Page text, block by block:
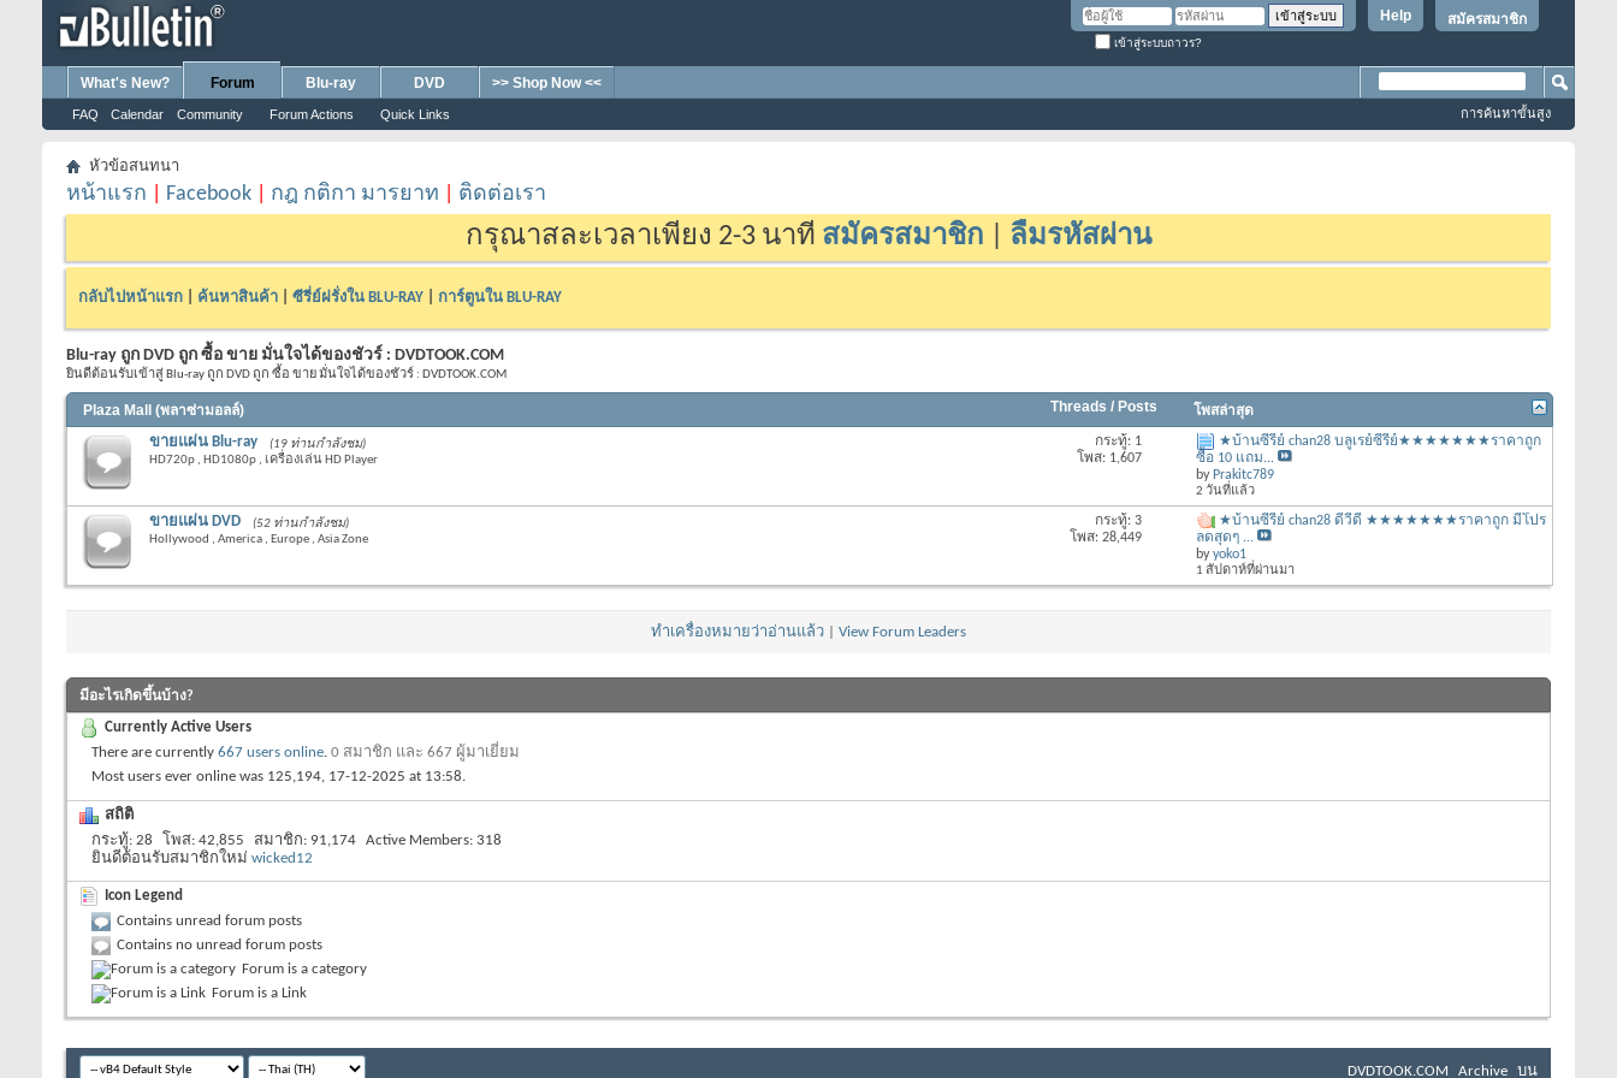
สมัครสมาชิก
Help
เข้าสู่ระบบถาวร?
What's New? Forum
FAQ Calendar Community Forum Actions Quick Links
Blu-ray DVD >> Shop Now <<
การค้นหาขั้นสูง
หัวข้อสนทนา
หน้าแรก Facebook กฎ กติกา มารยาท ติดต่อเรา
กรุณาสละเวลาเพียง 2-3 นาที สมัครสมาชิก ลืมรหัสผ่าน
กลับไปหน้าแรก ค้นหาสินค้า ซีรี่ย์ฝรั่งใน BLU-RAY การ์ตูนใน BLU-RAY
Blu-ray ถูก DVD ถูก ซื้อ ขาย มั่นใจได้ของชัวร์ : DVDTOOK.COM
ยินดีต้อนรับเข้าสู่ Blu-ray ถูก DVD ถูก ซื้อ ขาย มั่นใจได้ของชัวร์ : DVDTOOK.COM
Plaza Mall (พลาซ่ามอลล์) Threads / Posts โพสล่าสุด
ขายแผ่น Blu-ray
(19 ท่านกำลังชม)
HD720p , HD1080p , เครื่องเล่น HD Player
กระทู้: 1
โพส: 1,607
★บ้านซีรี่ย์ chan28 บลูเรย์ซีรีย์★★★★★★★ราคาถูก
ซื้อ 10 แถม...
by Prakitc789
2 วันที่แล้ว
ขายแผ่น DVD
(52 ท่านกำลังชม)
Hollywood , America , Europe , Asia Zone
กระทู้: 3
โพส: 28,449
★บ้านซีรี่ย์ chan28 ดีวีดี ★★★★★★★ราคาถูก มีโปร
ลดสุดๆ ...
byyoko1
1 สัปดาห์ที่ผ่านมา
ทำเครื่องหมายว่าอ่านแล้ว View Forum Leaders
มีอะไรเกิดขึ้นบ้าง?
Currently Active Users
There are currently 667 users online. 0 สมาชิก และ 667 ผู้มาเยี่ยม
Most users ever online was 125,194, 17-12-2025 at 13:58.
สถิติ
กระทู้ 28 โพส 42,855 สมาชิก 91,174 Active Members 318
ยินดีต้อนรับสมาชิกใหม่ wicked12
Icon Legend
Contains unread forum posts
Contains no unread forum posts
Forum is a category
Forum is a Link
DVDTOOK.COM Archive บน